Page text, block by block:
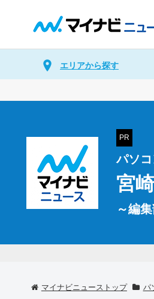
エリアから探す
PR
パソ
宮
～編
マイナビニューストップ パ